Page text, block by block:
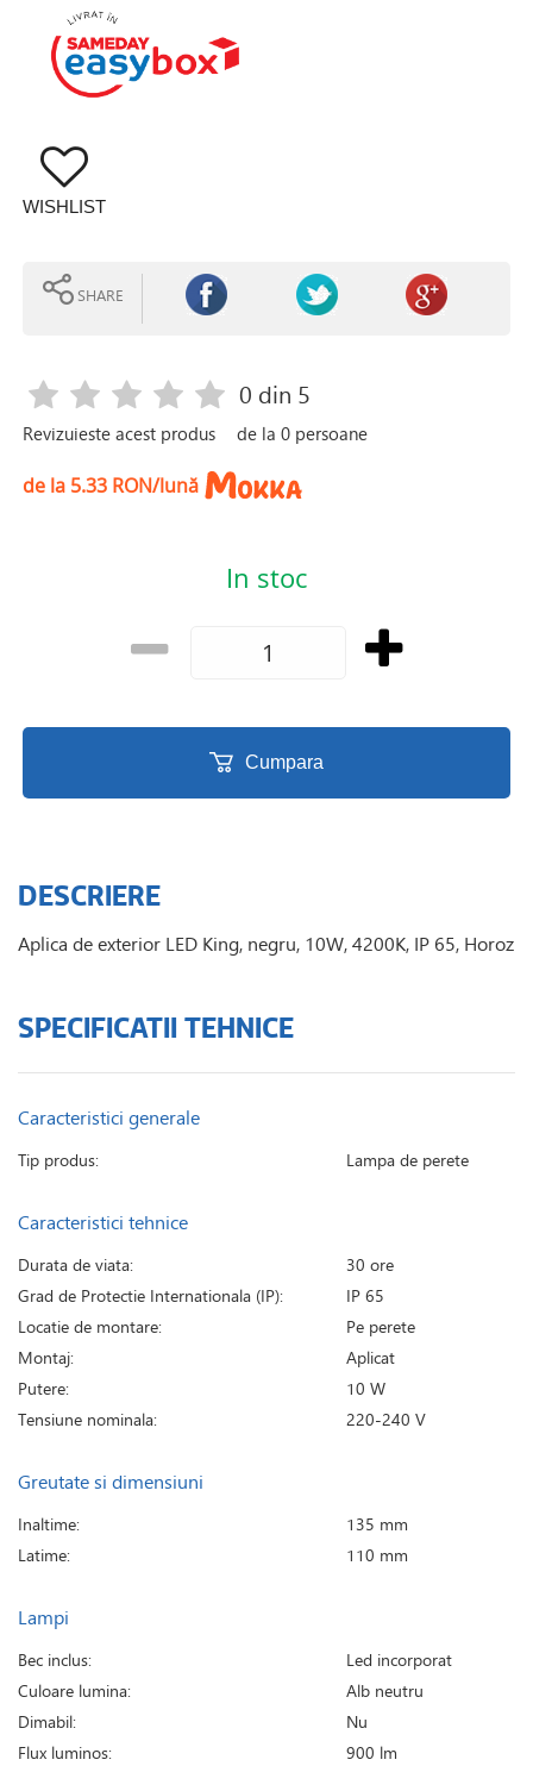
WISHLIST
SHARE
Revizuieste acest produs
0 din 5
de la0 persoane
de la 5.33 RON/lună
In stoc
Cumpara
DESCRIERE
Aplica de exterior LED King, negru, 10W, 4200K, IP 65, Horoz
SPECIFICATII TEHNICE
Caracteristici generale
Tip produs: Lampa de perete
Caracteristici tehnice
Durata de viata:
30 ore
Grad de Protectie Internationala (IP):
IP 65
Locatie de montare:
Pe perete
Montaj:
Aplicat
Putere:
10 W
Tensiune nominala:
220-240 V
Greutate si dimensiuni
Inaltime:
135 mm
Latime:
110 mm
Lampi
Bec inclus:
Led incorporat
Culoare lumina:
Alb neutru
Dimabil:
Nu
Flux luminos:
900 lm